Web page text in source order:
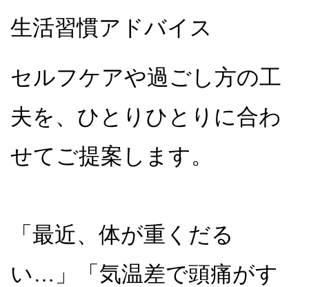
生活習慣アドバイス
セルフケアや過ごし方の工
夫を、ひとりひとりに合わ
せてご提案します。
「最近、体が重くだる
い…」「気温差で頭痛がす